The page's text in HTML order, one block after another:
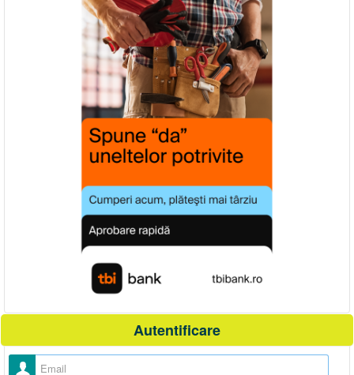
Autentificare
Nume utilizator